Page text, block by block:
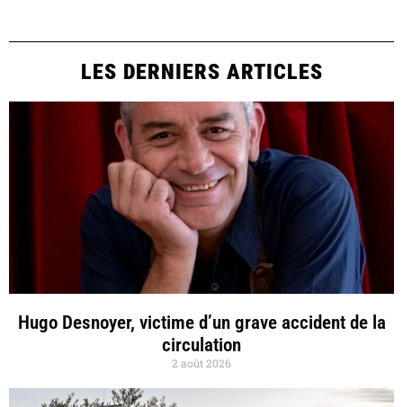
LES DERNIERS ARTICLES
Hugo Desnoyer, victime d’un grave accident de la
circulation
2 août 2026